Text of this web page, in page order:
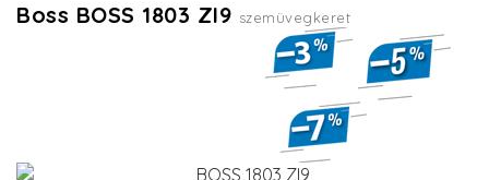
Boss BOSS 1803 ZI9 szemüvegkeret